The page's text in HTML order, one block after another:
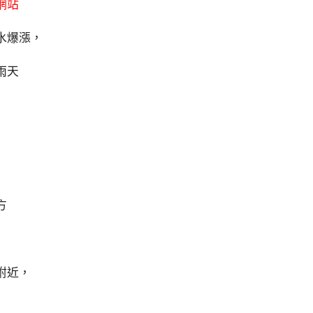
站
爆漲，
天
近，